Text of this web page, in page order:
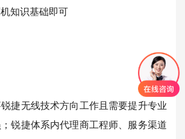
知识基础即可
捷无线技术方向工作且需要提升专业
锐捷体系内代理商工程师、服务渠道